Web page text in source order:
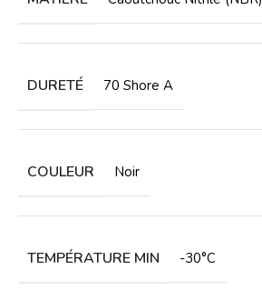
DURETÉ 70 Shore A
COULEUR Noir
TEMPÉRATURE MIN -30°C